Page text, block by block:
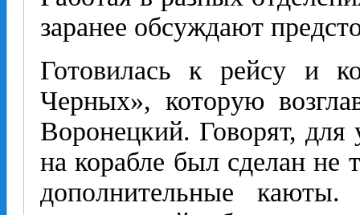
заранее обсуждают
Готовилась к рейсу и
Черных», которую
Воронецкий. Говорят, для
на корабле был сделан не
дополнительные